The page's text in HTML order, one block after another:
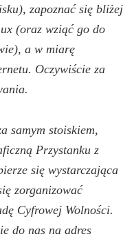
zapoznać się bliżej
(oraz wziąć go do
a w miarę
Oczywiście za
samym stoiskiem,
Przystanku z
się wystarczająca
zorganizować
Cyfrowej Wolności.
do nas na adres